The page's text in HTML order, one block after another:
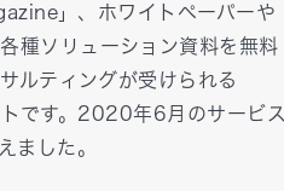
」、ホワイトペーパーや
種ソリューション資料を無料
ルティングが受けられる
です。2020年6月のサービス
ました。